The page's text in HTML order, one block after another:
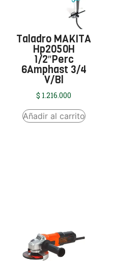
Taladro MAKITA
Hp2050H
1/2″Perc
6Amphast 3/4
V/Bl
$ 1.216.000
Añadir al carrito